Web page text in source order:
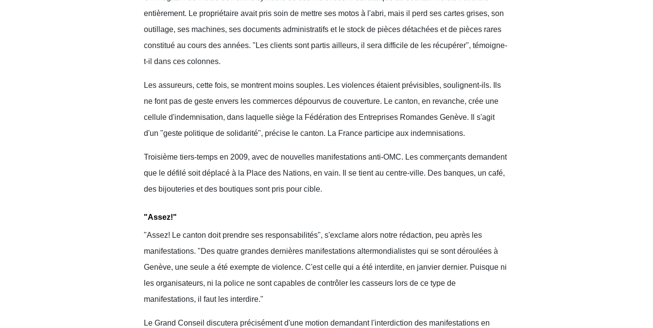
entièrement. Le propriétaire avait pris soin de mettre ses motos à l'abri, mais il perd ses cartes grises, son
outillage, ses machines, ses documents administratifs et le stock de pièces détachées et de pièces rares
constitué au cours des années. "Les clients sont partis ailleurs, il sera difficile de les récupérer", témoigne-
t-il dans ces colonnes.
Les assureurs, cette fois, se montrent moins souples. Les violences étaient prévisibles, soulignent-ils. Ils
ne font pas de geste envers les commerces dépourvus de couverture. Le canton, en revanche, crée une
cellule d'indemnisation, dans laquelle siège la Fédération des Entreprises Romandes Genève. Il s'agit
d'un "geste politique de solidarité", précise le canton. La France participe aux indemnisations.
Troisième tiers-temps en 2009, avec de nouvelles manifestations anti-OMC. Les commerçants demandent
que le défilé soit déplacé à la Place des Nations, en vain. Il se tient au centre-ville. Des banques, un café,
des bijouteries et des boutiques sont pris pour cible.
"Assez!"
"Assez! Le canton doit prendre ses responsabilités", s'exclame alors notre rédaction, peu après les
manifestations. "Des quatre grandes dernières manifestations altermondialistes qui se sont déroulées à
Genève, une seule a été exempte de violence. C'est celle qui a été interdite, en janvier dernier. Puisque ni
les organisateurs, ni la police ne sont capables de contrôler les casseurs lors de ce type de
manifestations, il faut les interdire."
Le Grand Conseil discutera précisément d'une motion demandant l'interdiction des manifestations en